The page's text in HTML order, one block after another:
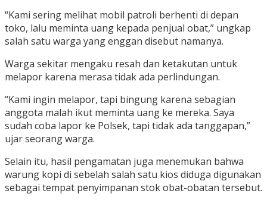
“Kami sering melihat mobil patroli berhenti di depan
toko, lalu meminta uang kepada penjual obat,” ungkap
salah satu warga yang enggan disebut namanya.
Warga sekitar mengaku resah dan ketakutan untuk
melapor karena merasa tidak ada perlindungan.
“Kami ingin melapor, tapi bingung karena sebagian
anggota malah ikut meminta uang ke mereka. Saya
sudah coba lapor ke Polsek, tapi tidak ada tanggapan,”
ujar seorang warga.
Selain itu, hasil pengamatan juga menemukan bahwa
warung kopi di sebelah salah satu kios diduga digunakan
sebagai tempat penyimpanan stok obat-obatan tersebut.